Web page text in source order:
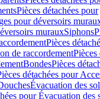
Pièces détachées pour
pour déversoirs
murauxSiphons
Pièces
de raccordementPièces
BondesPièces
détachées pour
Évacuation des
pour Évacuation des